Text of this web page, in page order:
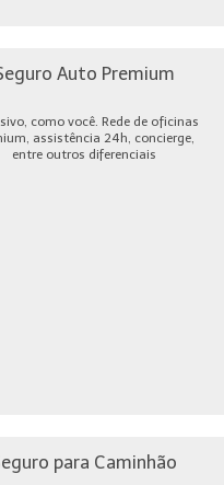
Auto Premium
como você. Rede de oficinas
assistência 24h, concierge,
entre outros diferenciais
para Caminhão